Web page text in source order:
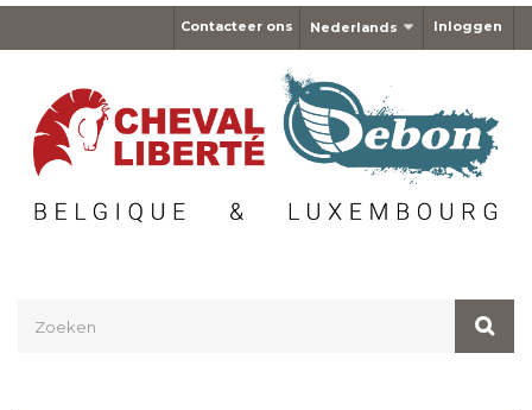
Inloggen
Nederlands
Contacteer ons